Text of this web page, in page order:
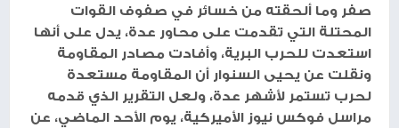
صفر وما ألحقته من خسائر في صفوف القوات
المحتلة التي تقدمت على محاور عدة، يدل على أنها
استعدت للحرب البرية، وأفادت مصادر المقاومة
ونقلت عن يحيى السنوار أن المقاومة مستعدة
لحرب تستمر لأشهر عدة، ولعل التقرير الذي قدمه
مراسل فوكس نيوز الأميركية، يوم الأحد الماضي، عن